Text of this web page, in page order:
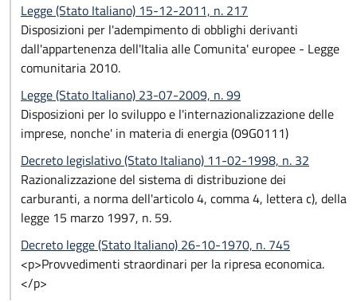
Legge (Stato Italiano) 15-12-2011, n. 217
Disposizioni per l'adempimento di obblighi derivanti
dall'appartenenza dell'Italia alle Comunita' europee - Legge
comunitaria 2010.
Legge (Stato Italiano) 23-07-2009, n. 99
Disposizioni per lo sviluppo e l'internazionalizzazione delle
imprese, nonche' in materia di energia (09G0111)
Decreto legislativo (Stato Italiano) 11-02-1998, n. 32
Razionalizzazione del sistema di distribuzione dei
carburanti, a norma dell'articolo 4, comma 4, lettera c), della
legge 15 marzo 1997, n. 59.
Decreto legge (Stato Italiano) 26-10-1970, n. 745
<p>Provvedimenti straordinari per la ripresa economica.
</p>